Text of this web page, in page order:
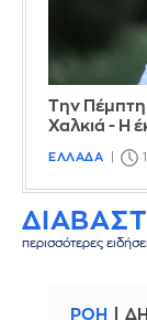
Την
Χαλκιά - Η
ΕΛΛΑΔΑ
περισσότερες
ΡΟΗ